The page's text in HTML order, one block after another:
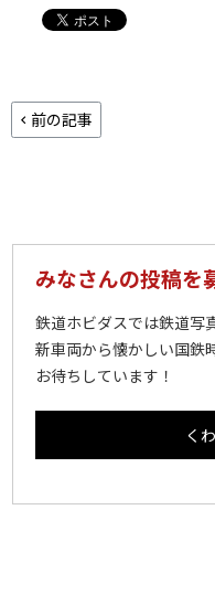
前の記事
みなさんの投稿を
鉄道ホビダスでは鉄道写
新車両から懐かしい国鉄
お待ちしています！
く